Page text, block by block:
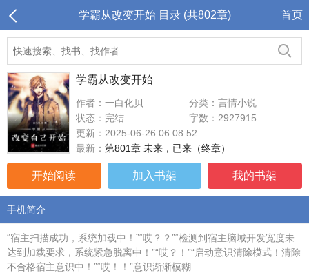
学霸从改变开始 目录 (共802章) 首页
学霸从改变开始
作者：一白化贝
分类：言情小说
状态：完结
字数：2927915
更新：2025-06-26 06:08:52
最新： 第801章 未来，已来（终章）
开始阅读 加入书架 我的书架
手机简介
“宿主扫描成功，系统加载中！”“哎？？”“检测到宿主脑域开发宽度未
达到加载要求，系统紧急脱离中！”“哎？！”“启动意识清除模式！清除
不合格宿主意识中！”“哎！！”意识渐渐模糊...